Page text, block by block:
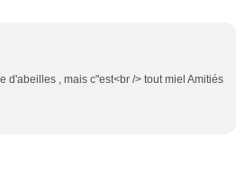
d'abeilles , mais c"est<br /> tout miel Amitiés